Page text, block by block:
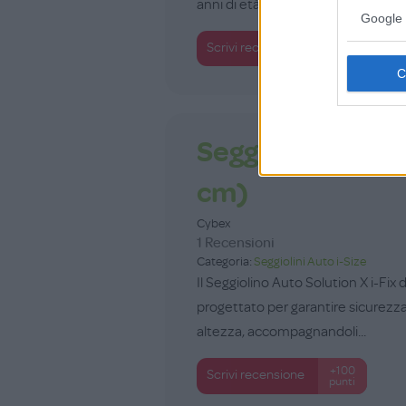
Google
anni di età. Com...
Scrivi recensione
+100
punti
Seggiolino
cm)
Cybex
1 Recensioni
Categoria: Seggiolini Auto i-Size
Il Seggiolino Auto Solution X i-
progettato per garantire
altezza, accompagnandoli...
Scrivi recensione
+100
punti